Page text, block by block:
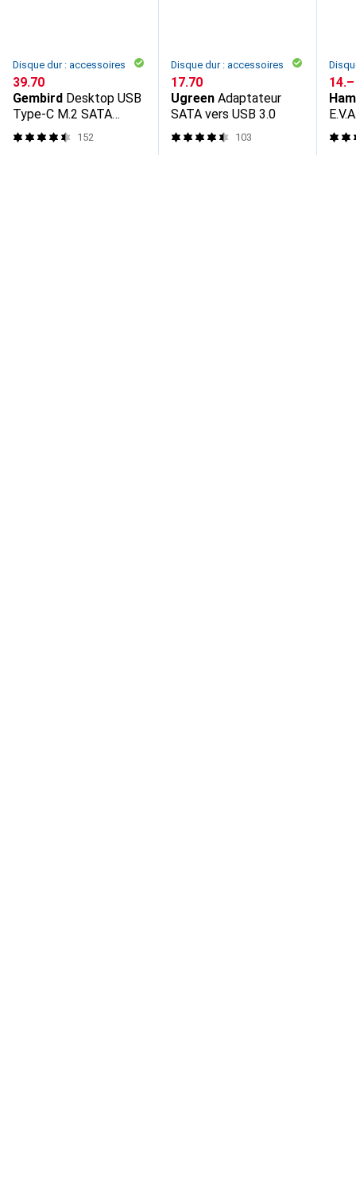
Disque dur : accessoires
CHF
39.70
Gembird Desktop USB
Type-C M.2 SATA
NVME
152
Disque dur : accessoires
CHF
17.70
Ugreen Adaptateur
SATA vers USB 3.0
103
CHF
14.–